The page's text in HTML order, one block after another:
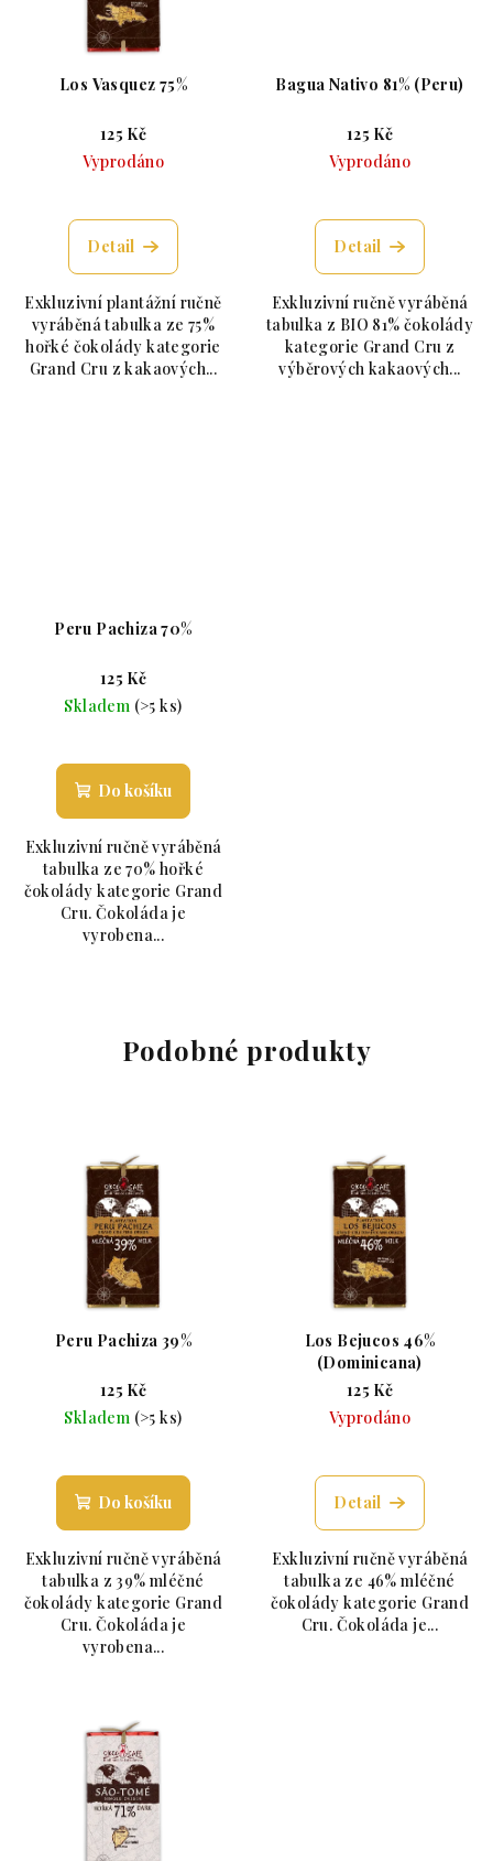
Los Vasquez 75%
125 Kč
Vyprodáno
Detail
Exkluzivní plantážní ručně
vyráběná tabulka ze 75%
hořké čokolády kategorie
Grand Cru z kakaových...
Bagua Nativo 81% (Peru)
125 Kč
Vyprodáno
Detail
Exkluzivní ručně vyráběná
tabulka z BIO 81% čokolády
kategorie Grand Cru z
výběrových kakaových...
Peru Pachiza 70%
125 Kč
Skladem (>5 ks)
Do košíku
Exkluzivní ručně vyráběná
tabulka ze 70% hořké
čokolády kategorie Grand
Cru. Čokoláda je
vyrobena...
Podobné produkty
Peru Pachiza 39%
125 Kč
Skladem (>5 ks)
Do košíku
Exkluzivní ručně vyráběná
tabulka z 39% mléčné
čokolády kategorie Grand
Cru. Čokoláda je
vyrobena...
Los Bejucos 46%
(Dominicana)
125 Kč
Vyprodáno
Detail
Exkluzivní ručně vyráběná
tabulka ze 46% mléčné
čokolády kategorie Grand
Cru. Čokoláda je...